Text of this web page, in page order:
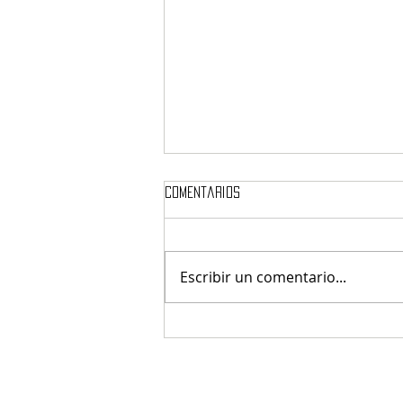
Comentarios
Escribir un comentario...